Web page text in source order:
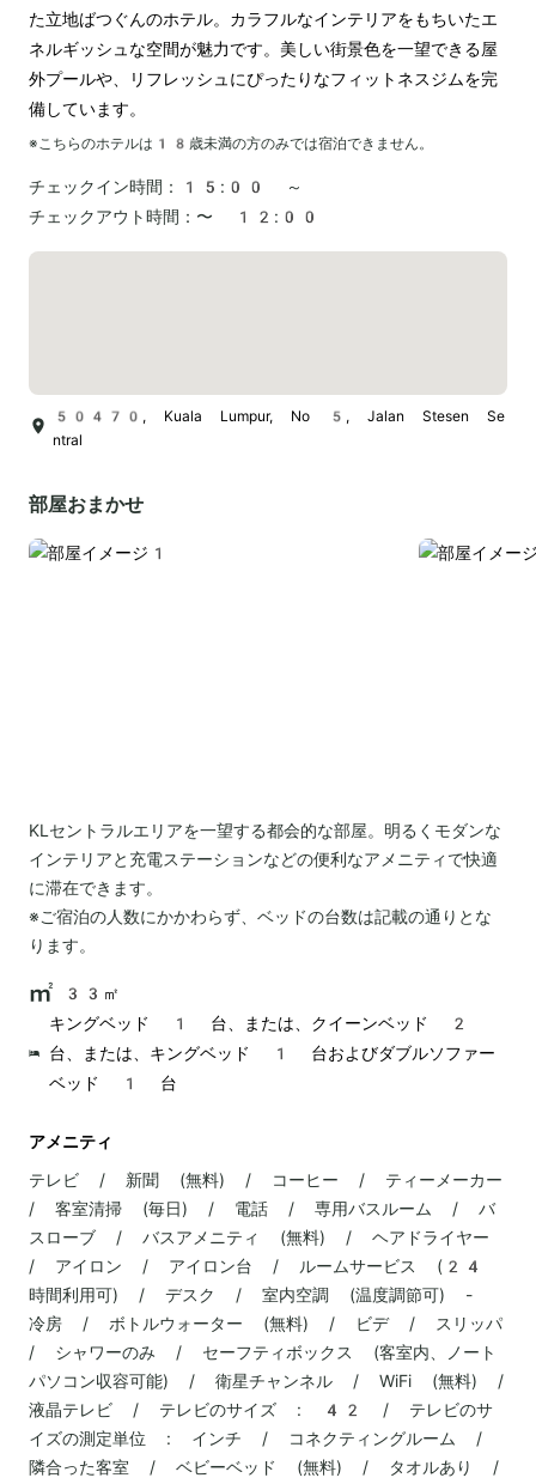
た立地ばつぐんのホテル。カラフルなインテリアをもちいたエ
ネルギッシュな空間が魅力です。美しい街景色を一望できる屋
外プールや、リフレッシュにぴったりなフィットネスジムを完
備しています。
※こちらのホテルは 18 歳未満の方のみでは宿泊できません。
チェックイン時間：
15:00 ～
チェックアウト時間： 〜 12:00
50470, Kuala Lumpur, No 5, Jalan Stesen Se
ntral
部屋おまかせ
KLセントラルエリアを一望する都会的な部屋。明るくモダンな
インテリアと充電ステーションなどの便利なアメニティで快適
に滞在できます。
※ご宿泊の人数にかかわらず、ベッドの台数は記載の通りとな
ります。
33㎡
キングベッド 1 台、または、クイーンベッド 2
台、または、キングベッド 1 台およびダブルソファー
ベッド 1 台
アメニティ
テレビ / 新聞 (無料) / コーヒー / ティーメーカー
/ 客室清掃 (毎日) / 電話 / 専用バスルーム / バ
スローブ / バスアメニティ (無料) / ヘアドライヤー
/ アイロン / アイロン台 / ルームサービス (24
時間利用可) / デスク / 室内空調 (温度調節可) -
冷房 / ボトルウォーター (無料) / ビデ / スリッパ
/ シャワーのみ / セーフティボックス (客室内、ノート
パソコン収容可能) / 衛星チャンネル / WiFi (無料) /
液晶テレビ / テレビのサイズ : 42 / テレビのサ
イズの測定単位 : インチ / コネクティングルーム /
隣合った客室 / ベビーベッド (無料) / タオルあり /